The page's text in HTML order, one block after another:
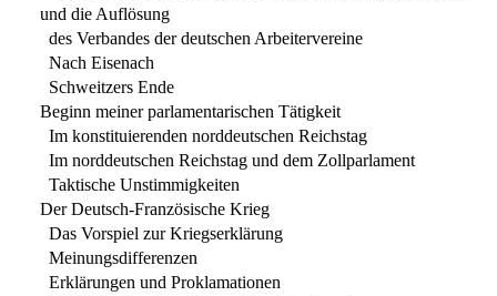
und die Auflösung
des Verbandes der deutschen Arbeitervereine
Nach Eisenach
Schweitzers Ende
Beginn meiner parlamentarischen Tätigkeit
Im konstituierenden norddeutschen Reichstag
Im norddeutschen Reichstag und dem Zollparlament
Taktische Unstimmigkeiten
Der Deutsch-Französische Krieg
Das Vorspiel zur Kriegserklärung
Meinungsdifferenzen
Erklärungen und Proklamationen